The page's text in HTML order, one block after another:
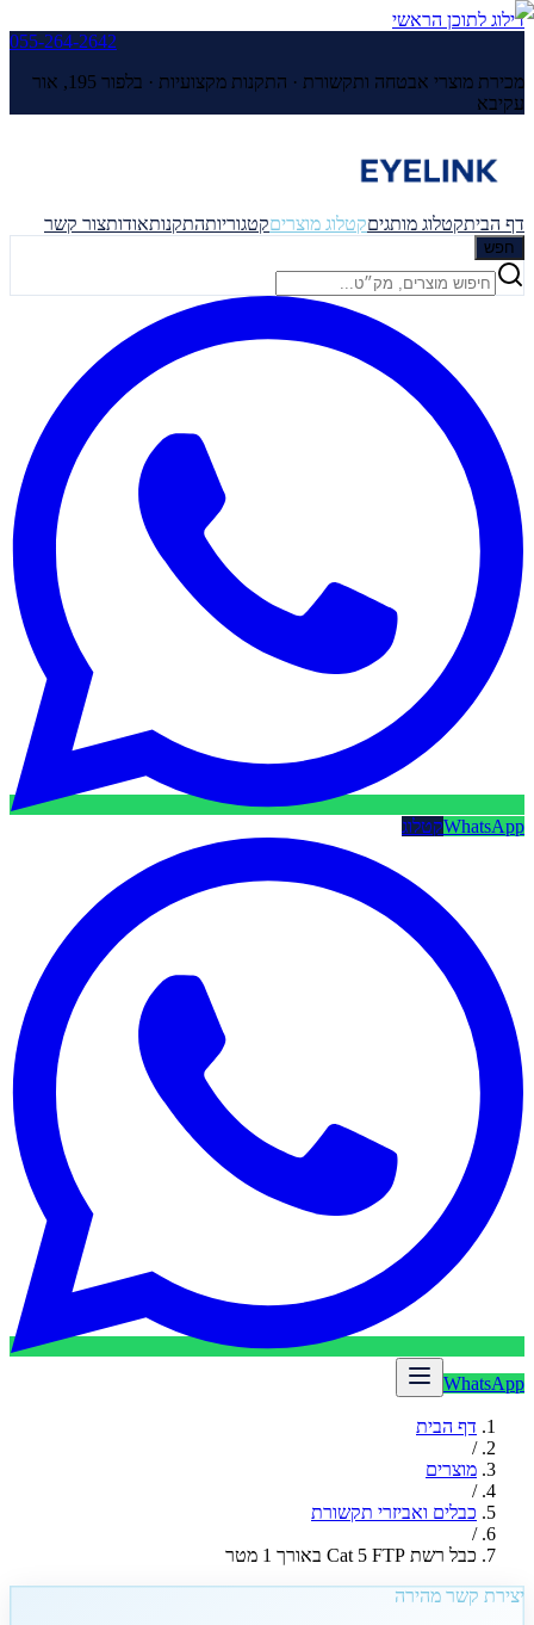
דילוג לתוכן הראשי
055-264-2642
מכירת מוצרי אבטחה ותקשורת · התקנות מקצועיות ·
בלפור 195, אור
עקיבא
דף הביתקטלוג מותגיםקטלוג מוצריםקטגוריותהתקנותאודותצור קשר
חפש
WhatsAppקטלוג
WhatsApp
דף הבית
/
מוצרים
/
כבלים ואביזרי תקשורת
/
כבל רשת Cat 5 FTP באורך 1 מטר
יצירת קשר מהירה